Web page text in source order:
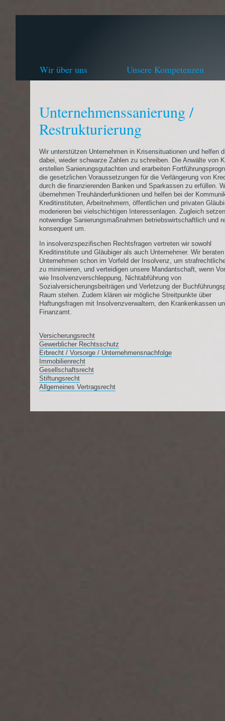
Wir über uns Unsere Kompetenzen
Unternehmenssanierung /
Restrukturierung
Wir unterstützen Unternehmen in Krisensituationen und helfen
dabei, wieder schwarze Zahlen zu schreiben. Die Anwälte von
erstellen Sanierungsgutachten und erarbeiten
die gesetzlichen Voraussetzungen für die Verlängerung von
durch die finanzierenden Banken und Sparkassen zu erfüllen.
übernehmen Treuhänderfunktionen und helfen bei der
Kreditinstituten, Arbeitnehmern, öffentlichen und privaten
moderieren bei vielschichtigen Interessenlagen. Zugleich
notwendige Sanierungsmaßnahmen betriebswirtschaftlich und
konsequent um.
In insolvenzspezifischen Rechtsfragen vertreten wir sowohl
Kreditinstitute und Gläubiger als auch Unternehmer. Wir beraten
Unternehmen schon im Vorfeld der Insolvenz, um
zu minimieren, und verteidigen unsere Mandantschaft, wenn
wie Insolvenzverschleppung, Nichtabführung von
Sozialversicherungsbeiträgen und Verletzung der
Raum stehen. Zudem klären wir mögliche Streitpunkte über
Haftungsfragen mit Insolvenzverwaltern, den Krankenkassen
Finanzamt.
Versicherungsrecht
Gewerblicher Rechtsschutz
Erbrecht / Vorsorge / Unternehmensnachfolge
Immobilienrecht
Gesellschaftsrecht
Stiftungsrecht
Allgemeines Vertragsrecht